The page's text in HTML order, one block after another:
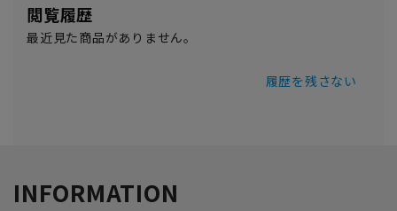
閲覧履歴
最近見た商品がありません。
履歴を残さない
INFORMATION